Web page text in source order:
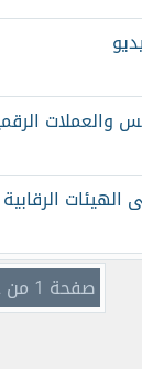
صفحة 1 من 262